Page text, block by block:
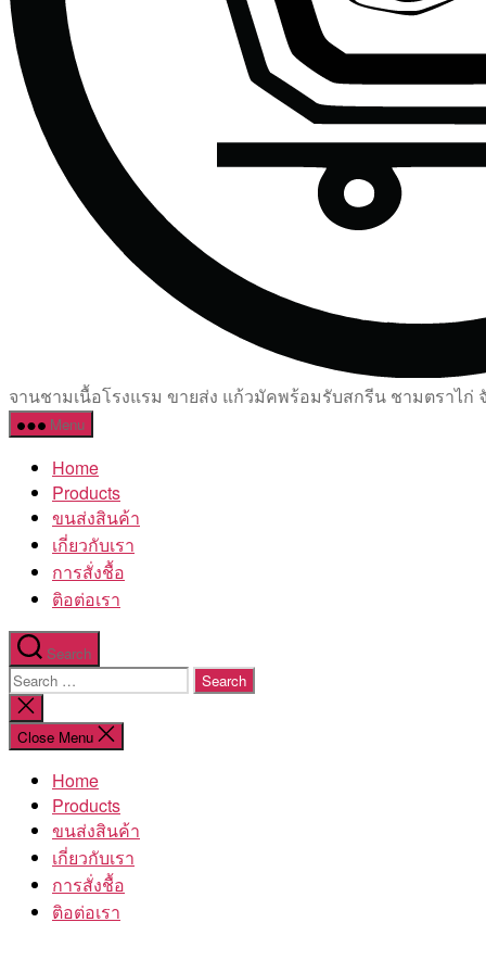
จานชามเนื้อโรงแรม ขายส่ง แก้วมัคพร้อมรับสกรีน ชามตราไก่
Menu
Home
Products
ขนส่งสินค้า
เกี่ยวกับเรา
การสั่งชื้อ
ติอต่อเรา
Search
Search
for:
Close
search
Close Menu
Home
Products
ขนส่งสินค้า
เกี่ยวกับเรา
การสั่งชื้อ
ติอต่อเรา